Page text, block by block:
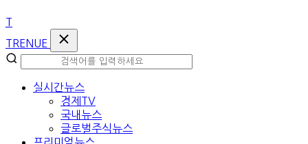
T
TRENUE
실시간뉴스
경제TV
국내뉴스
글로벌주식뉴스